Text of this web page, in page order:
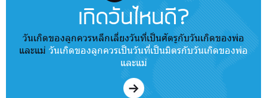
เกิดวันไหนดี?
วันเกิดของลูกควรหลีกเลี่ยงวันที่เป็นศัตรูกับวันเกิดของพ่อ
และแม่ วันเกิดของลูกควรเป็นวันที่เป็นมิตรกับวันเกิดของพ่อ
และแม่